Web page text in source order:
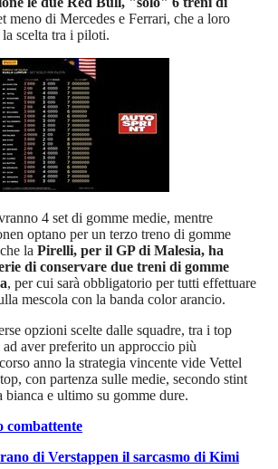
meno di Mercedes e Ferrari, che a loro
scelta tra i piloti.
4 set di gomme medie, mentre
optano per un terzo treno di gomme
la Pirelli, per il GP di Malesia, ha
di conservare due treni di gomme
, per cui sarà obbligatorio per tutti effettuare
mescola con la banda color arancio.
opzioni scelte dalle squadre, tra i top
aver preferito un approccio più
anno la strategia vincente vide Vettel
con partenza sulle medie, secondo stint
bianca e ultimo su gomme dure.
combattente
di Verstappen il sarcasmo di Kimi